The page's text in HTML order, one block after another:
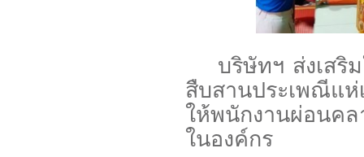
บริษัทฯ ส่งเสริม
สืบสานประเพณีแ
ให้พนักงานผ่อนค
ในองค์กร